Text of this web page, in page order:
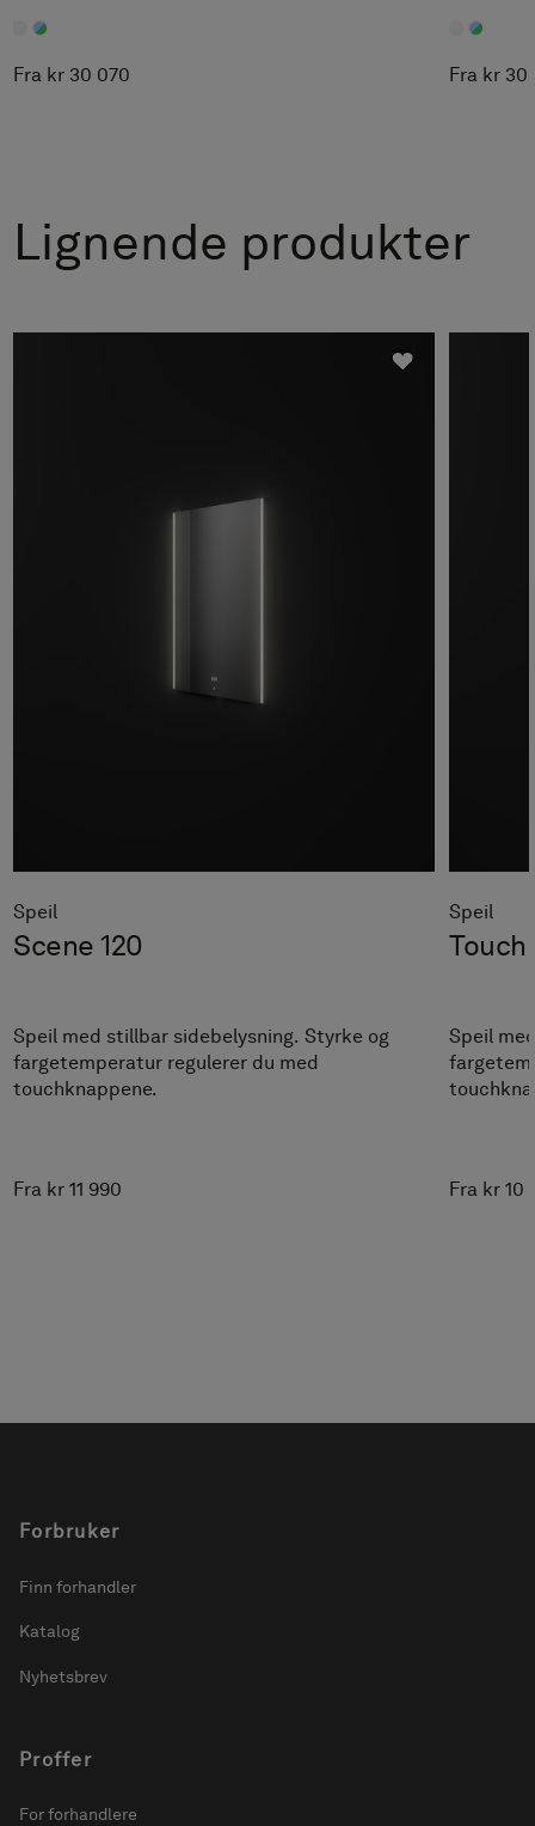
Fra kr 30 070 Fra kr 30
Lignende produkter
Speil
Scene 120
Speil med stillbar sidebelysning. Styrke og
fargetemperatur regulerer du med
touchknappene.
Fra kr 11 990
Speil
Touch
Speil
Fra kr 10
Forbruker
Finn forhandler
Katalog
Nyhetsbrev
Proffer
For forhandlere